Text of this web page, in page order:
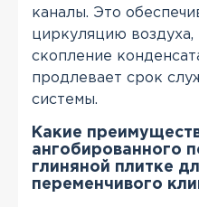
каналы. Это
циркуляцию
скопление
продлевает срок
системы.
Какие
ангобированного
глиняной плитке
переменчивого